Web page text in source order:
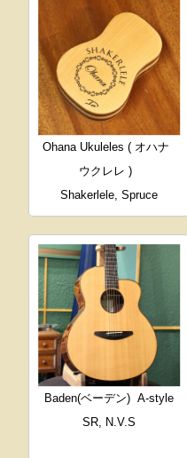
Ohana Ukuleles ( オハナ
ウクレレ )
Shakerlele, Spruce
Baden(ベーデン) A-style
SR, N.V.S